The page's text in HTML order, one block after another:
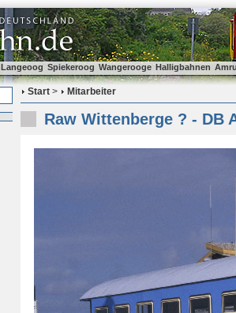
Langeoog Spiekeroog Wangerooge Halligbahnen
Start > Mitarbeiter
Raw Wittenberge ? - DB